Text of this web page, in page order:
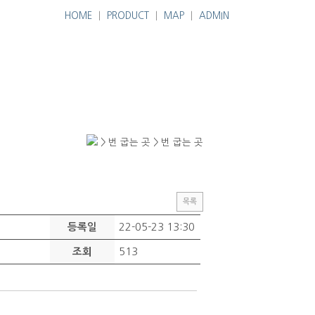
HOME PRODUCT MAP ADMIN
> 번 굽는 곳 > 번 굽는 곳
목록
등록일 22-05-23 13:30
조회 513